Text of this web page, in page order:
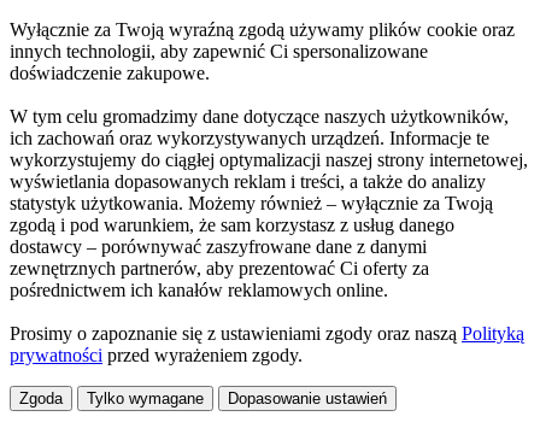
Wyłącznie za Twoją wyraźną zgodą używamy plików cookie oraz
innych technologii, aby zapewnić Ci spersonalizowane
doświadczenie zakupowe.
W tym celu gromadzimy dane dotyczące naszych użytkowników,
ich zachowań oraz wykorzystywanych urządzeń. Informacje te
wykorzystujemy do ciągłej optymalizacji naszej strony internetowej,
wyświetlania dopasowanych reklam i treści, a także do analizy
statystyk użytkowania. Możemy również – wyłącznie za Twoją
zgodą i pod warunkiem, że sam korzystasz z usług danego
dostawcy – porównywać zaszyfrowane dane z danymi
zewnętrznych partnerów, aby prezentować Ci oferty za
pośrednictwem ich kanałów reklamowych online.
Prosimy o zapoznanie się z ustawieniami zgody oraz naszą Polityką
prywatności przed wyrażeniem zgody.
Zgoda Tylko wymagane Dopasowanie ustawień